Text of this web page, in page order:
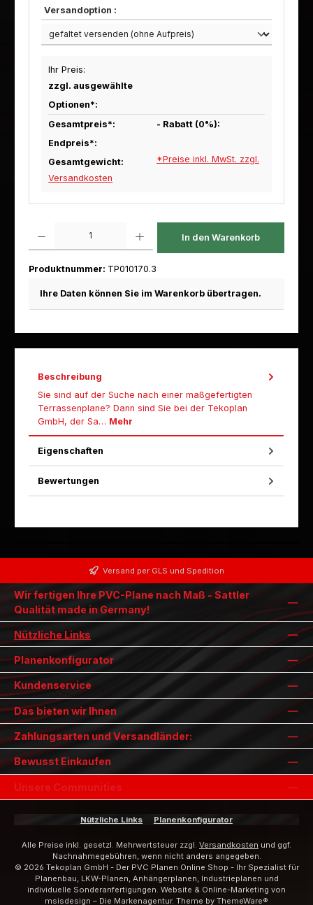
Versandoption :
Ihr Preis:
zzgl. ausgewählte
Optionen*:
Gesamtpreis*:
- Rabatt (0%):
Endpreis*:
Gesamtgewicht:
*Preise inkl. MwSt. zzgl.
Versandkosten
In den Warenkorb
Produktnummer: TP010170.3
Ihre Daten können Sie im Warenkorb übertragen.
Beschreibung
Sie sind auf der Suche nach einer maßgefertigten
Terrassenplane? Dann sind Sie bei der Tekoplan
GmbH, der Sa… Mehr
Eigenschaften
Bewertungen
Versand per GLS und Spedition
Wir fertigen Ihre PVC-Plane nach Maß - Sattler
Qualität made in Germany!
Nützliche Links
Planenkonfigurator
Kundenservice
Das bieten wir Ihnen
Zahlungsarten und Versandländer:
Bewusst Einkaufen
Unsere Communities
Nützliche Links Planenkonfigurator
Alle Preise inkl. gesetzl. Mehrwertsteuer zzgl. Versandkosten und ggf.
Nachnahmegebühren, wenn nicht anders angegeben.
© 2026 Tekoplan GmbH - Der PVC Planen Online Shop - Ihr Spezialist für
Planenbau, LKW-Planen, Anhängerplanen, Industrieplanen und
individuelle Sonderanfertigungen. Website & Online-Marketing von
msisdesign – Die Markenagentur. Theme by ThemeWare®